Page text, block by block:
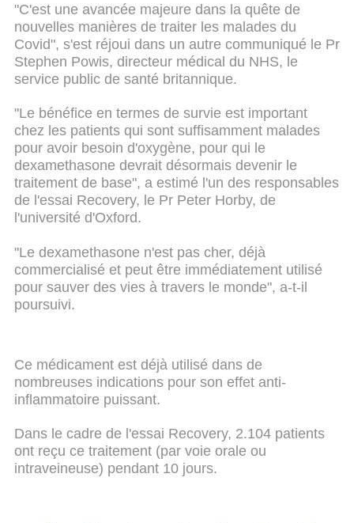
"C'est une avancée majeure dans la quête de
nouvelles manières de traiter les malades du
Covid", s'est réjoui dans un autre communiqué le Pr
Stephen Powis, directeur médical du NHS, le
service public de santé britannique.
"Le bénéfice en termes de survie est important
chez les patients qui sont suffisamment malades
pour avoir besoin d'oxygène, pour qui le
dexamethasone devrait désormais devenir le
traitement de base", a estimé l'un des responsables
de l'essai Recovery, le Pr Peter Horby, de
l'université d'Oxford.
"Le dexamethasone n'est pas cher, déjà
commercialisé et peut être immédiatement utilisé
pour sauver des vies à travers le monde", a-t-il
poursuivi.
Ce médicament est déjà utilisé dans de
nombreuses indications pour son effet anti-
inflammatoire puissant.
Dans le cadre de l'essai Recovery, 2.104 patients
ont reçu ce traitement (par voie orale ou
intraveineuse) pendant 10 jours.